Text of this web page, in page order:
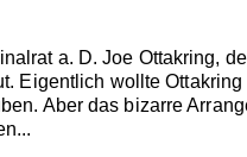
a. D. Joe Ottakring,
Eigentlich wollte Ottakring
Aber das bizarre